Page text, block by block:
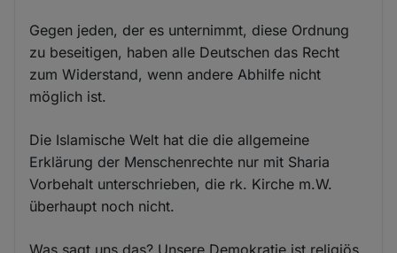
Gegen jeden, der es unternimmt, diese Ordnung
zu beseitigen, haben alle Deutschen das Recht
zum Widerstand, wenn andere Abhilfe nicht
möglich ist.
Die Islamische Welt hat die die allgemeine
Erklärung der Menschenrechte nur mit Sharia
Vorbehalt unterschrieben, die rk. Kirche m.W.
überhaupt noch nicht.
Was sagt uns das? Unsere Demokratie ist religiös